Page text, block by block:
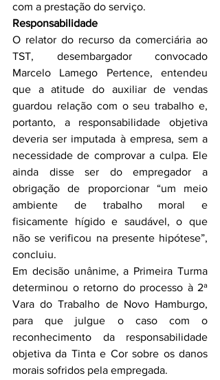
com a prestação do serviço.
Responsabilidade
O relator do recurso da comerciária ao
TST, desembargador convocado
Marcelo Lamego Pertence, entendeu
que a atitude do auxiliar de vendas
guardou relação com o seu trabalho e,
portanto, a responsabilidade objetiva
deveria ser imputada à empresa, sem a
necessidade de comprovar a culpa. Ele
ainda disse ser do empregador a
obrigação de proporcionar “um meio
ambiente de trabalho moral e
fisicamente hígido e saudável, o que
não se verificou na presente hipótese”,
concluiu.
Em decisão unânime, a Primeira Turma
determinou o retorno do processo à 2ª
Vara do Trabalho de Novo Hamburgo,
para que julgue o caso com o
reconhecimento da responsabilidade
objetiva da Tinta e Cor sobre os danos
morais sofridos pela empregada.